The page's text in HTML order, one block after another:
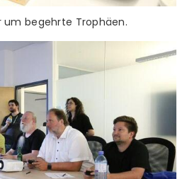
um begehrte Trophäen.